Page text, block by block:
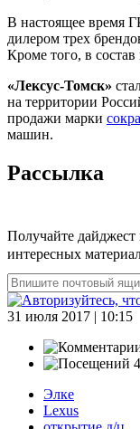
В настоящее время
дилером трех
Кроме того, в
«Лексус-Томск»
на территории
продажи марки
машин.
Рассылка
Получайте
интересных
31 июля 2017 | 10:15
Элке
Lexus